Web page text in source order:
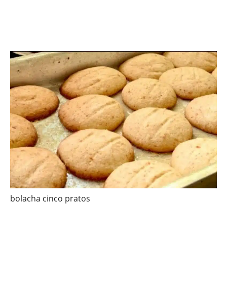
bolacha cinco pratos